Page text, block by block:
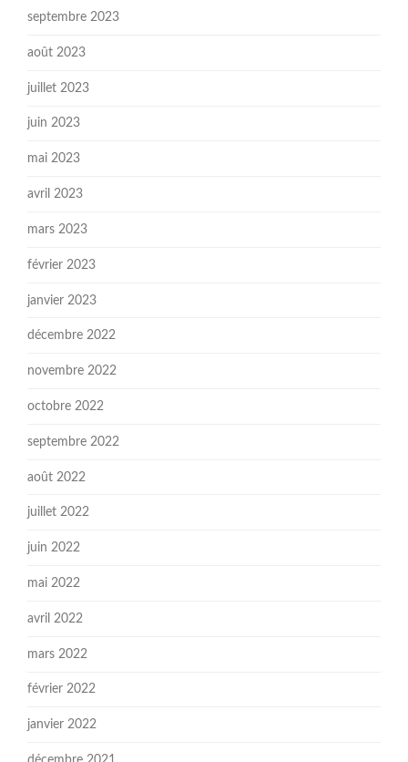
septembre 2023
août 2023
juillet 2023
juin 2023
mai 2023
avril 2023
mars 2023
février 2023
janvier 2023
décembre 2022
novembre 2022
octobre 2022
septembre 2022
août 2022
juillet 2022
juin 2022
mai 2022
avril 2022
mars 2022
février 2022
janvier 2022